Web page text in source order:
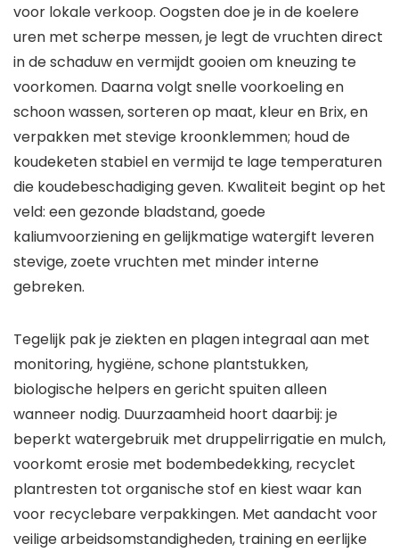
voor lokale verkoop. Oogsten doe je in de koelere
uren met scherpe messen, je legt de vruchten direct
in de schaduw en vermijdt gooien om kneuzing te
voorkomen. Daarna volgt snelle voorkoeling en
schoon wassen, sorteren op maat, kleur en Brix, en
verpakken met stevige kroonklemmen; houd de
koudeketen stabiel en vermijd te lage temperaturen
die koudebeschadiging geven. Kwaliteit begint op het
veld: een gezonde bladstand, goede
kaliumvoorziening en gelijkmatige watergift leveren
stevige, zoete vruchten met minder interne
gebreken.
Tegelijk pak je ziekten en plagen integraal aan met
monitoring, hygiëne, schone plantstukken,
biologische helpers en gericht spuiten alleen
wanneer nodig. Duurzaamheid hoort daarbij: je
beperkt watergebruik met druppelirrigatie en mulch,
voorkomt erosie met bodembedekking, recyclet
plantresten tot organische stof en kiest waar kan
voor recyclebare verpakkingen. Met aandacht voor
veilige arbeidsomstandigheden, training en eerlijke